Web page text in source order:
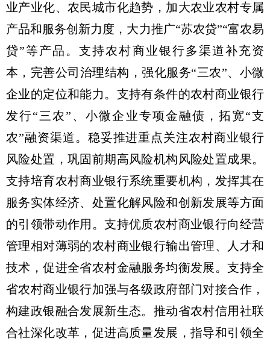
业产业化、农民城市化趋势，加大农业农村专属
产品和服务创新力度，大力推广“苏农贷”“富农易
贷”等产品。支持农村商业银行多渠道补充资
本，完善公司治理结构，强化服务“三农”、小微
企业的定位和能力。支持有条件的农村商业银行
发行“三农”、小微企业专项金融债，拓宽“支
农”融资渠道。稳妥推进重点关注农村商业银行
风险处置，巩固前期高风险机构风险处置成果。
支持培育农村商业银行系统重要机构，发挥其在
服务实体经济、处置化解风险和创新发展等方面
的引领带动作用。支持优质农村商业银行向经营
管理相对薄弱的农村商业银行输出管理、人才和
技术，促进全省农村金融服务均衡发展。支持全
省农村商业银行加强与各级政府部门对接合作，
构建政银融合发展新生态。推动省农村信用社联
合社深化改革，促进高质量发展，指导和引领全